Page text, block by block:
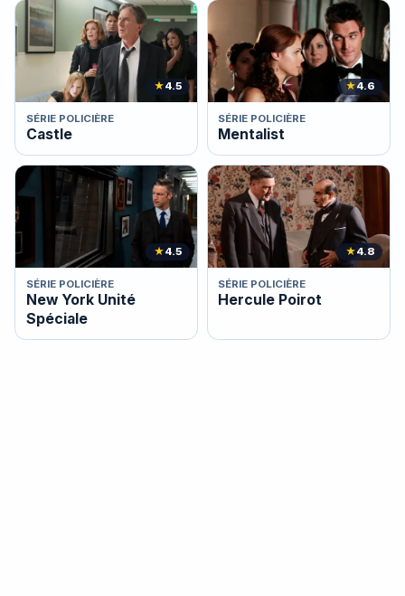
★4.5
SÉRIE POLICIÈRE
Castle
★4.6
SÉRIE POLICIÈRE
Mentalist
★4.5
SÉRIE POLICIÈRE
New York Unité
Spéciale
★4.8
SÉRIE POLICIÈRE
Hercule Poirot